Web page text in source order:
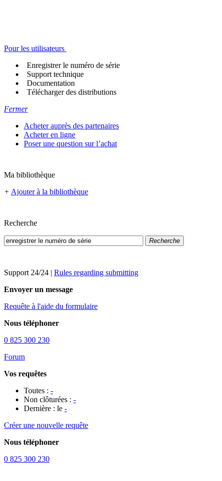
Pour les utilisateurs
Enregistrer le numéro de série
Support technique
Documentation
Télécharger des distributions
Fermer
Acheter auprès des partenaires
Acheter en ligne
Poser une question sur l’achat
Ma bibliothèque
+ Ajouter à la bibliothèque
Recherche
Recherche
Support 24/24 | Rules regarding submitting
Envoyer un message
Requête à l'aide du formulaire
Nous téléphoner
0 825 300 230
Forum
Vos requêtes
Toutes : -
Non clôturées : -
Dernière : le -
Créer une nouvelle requête
Nous téléphoner
0 825 300 230